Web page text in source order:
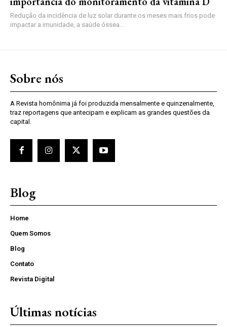
Redução da incidência de luz solar durante os meses mais frios pode
impactar a imunidade, a saúde óssea...
Sobre nós
A Revista homônima já foi produzida mensalmente e quinzenalmente,
traz reportagens que antecipam e explicam as grandes questões da
capital.
Blog
Home
Quem Somos
Blog
Contato
Revista Digital
Últimas notícias